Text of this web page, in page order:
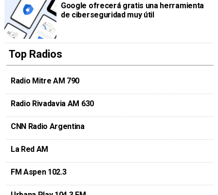
Google ofrecerá gratis una herramienta
de ciberseguridad muy útil
Top Radios
Radio Mitre AM 790
Radio Rivadavia AM 630
CNN Radio Argentina
La Red AM
FM Aspen 102.3